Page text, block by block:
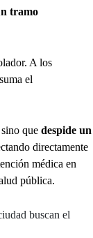
tramo
A los
el
que despide un
directamente
médica en
pública.
buscan el